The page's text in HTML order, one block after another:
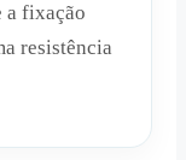
a fixação
resistência